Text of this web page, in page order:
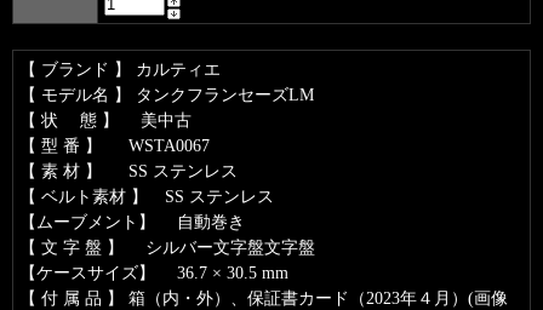
【 ブランド 】 カルティエ
【 モデル名 】 タンクフランセーズLM
【 状 態 】 美中古
【 型 番 】 WSTA0067
【 素 材 】 SS ステンレス
【 ベルト素材 】 SS ステンレス
【ムーブメント】 自動巻き
【 文 字 盤 】 シルバー文字盤文字盤
【ケースサイズ】 36.7 × 30.5 mm
【 付 属 品 】 箱（内・外）、保証書カード（2023年４月）(画像